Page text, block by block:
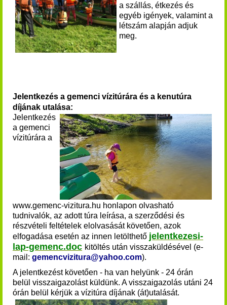
a szállás, étkezés és
egyéb igények, valamint a
létszám alapján adjuk
meg.
Jelentkezés a gemenci vízitúrára és a kenutúra
díjának utalása:
Jelentkezés
a gemenci
vízitúrára a
www.gemenc-vizitura.hu honlapon olvasható
tudnivalók, az adott túra leírása, a szerződési és
részvételi feltételek elolvasását követően, azok
elfogadása esetén az innen letölthető jelentkezesi-
lap-gemenc.doc kitöltés után visszaküldésével (e-
mail: gemencvizitura@yahoo.com).
A jelentkezést követően - ha van helyünk - 24 órán
belül visszaigazolást küldünk. A visszaigazolás utáni 24
órán belül kérjük a vízitúra díjának (át)utalását.